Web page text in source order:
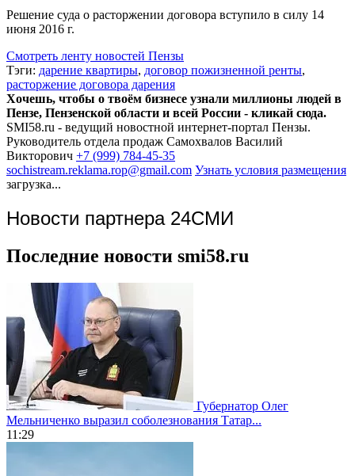
Решение суда о расторжении договора вступило в силу 14
июня 2016 г.
Смотреть ленту новостей Пензы
Тэги: дарение квартиры, договор пожизненной ренты,
расторжение договора дарения
Хочешь, чтобы о твоём бизнесе узнали миллионы людей в
Пензе, Пензенской области и всей России - кликай сюда.
SMI58.ru - ведущий новостной интернет-портал Пензы.
Руководитель отдела продаж Самохвалов Василий
Викторович +7 (999) 784-45-35
sochistream.reklama.rop@gmail.com Узнать условия размещения
загрузка...
Новости партнера 24СМИ
Последние новости smi58.ru
Губернатор Олег
Мельниченко выразил соболезнования Татар...
11:29